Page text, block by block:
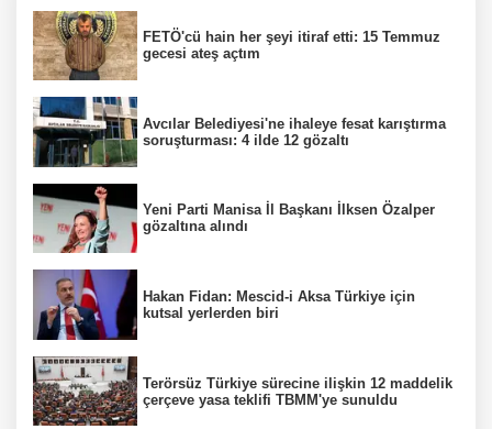
FETÖ'cü hain her şeyi itiraf etti: 15 Temmuz
gecesi ateş açtım
Avcılar Belediyesi'ne ihaleye fesat karıştırma
soruşturması: 4 ilde 12 gözaltı
Yeni Parti Manisa İl Başkanı İlksen Özalper
gözaltına alındı
Hakan Fidan: Mescid-i Aksa Türkiye için
kutsal yerlerden biri
Terörsüz Türkiye sürecine ilişkin 12 maddelik
çerçeve yasa teklifi TBMM'ye sunuldu